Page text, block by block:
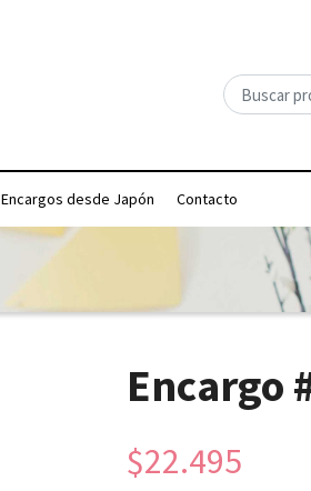
Encargos desde Japón Contacto
Encargo
$22.495